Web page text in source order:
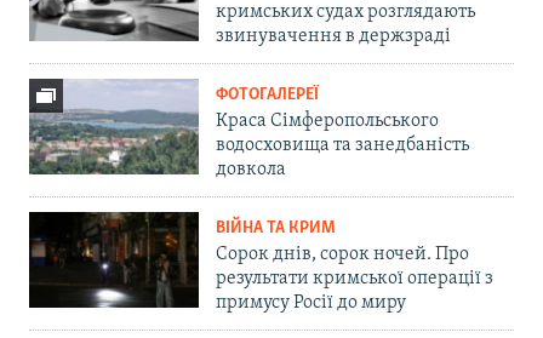
кримських судах розглядають
звинувачення в держзраді
ФОТОГАЛЕРЕЇ
Краса Сімферопольського
водосховища та занедбаність
довкола
ВІЙНА ТА КРИМ
Сорок днів, сорок ночей. Про
результати кримської операції з
примусу Росії до миру